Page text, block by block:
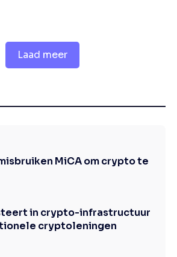
Laad meer
MiCA om crypto te
in crypto-infrastructuur
cryptoleningen